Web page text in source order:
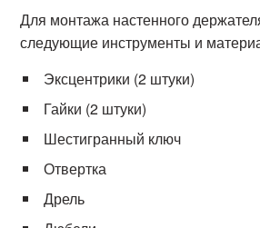
Для монтажа настенного
следующие инструменты и
Эксцентрики (2 штуки)
Гайки (2 штуки)
Шестигранный ключ
Отвертка
Дрель